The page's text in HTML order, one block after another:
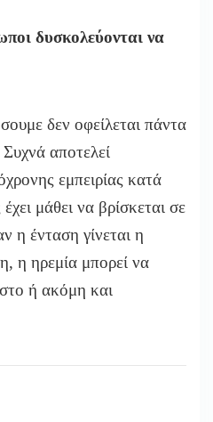
δυσκολεύονται να
δεν οφείλεται πάντα
αποτελεί
εμπειρίας κατά
μάθει να βρίσκεται σε
η ένταση γίνεται η
η ηρεμία μπορεί να
ή ακόμη και